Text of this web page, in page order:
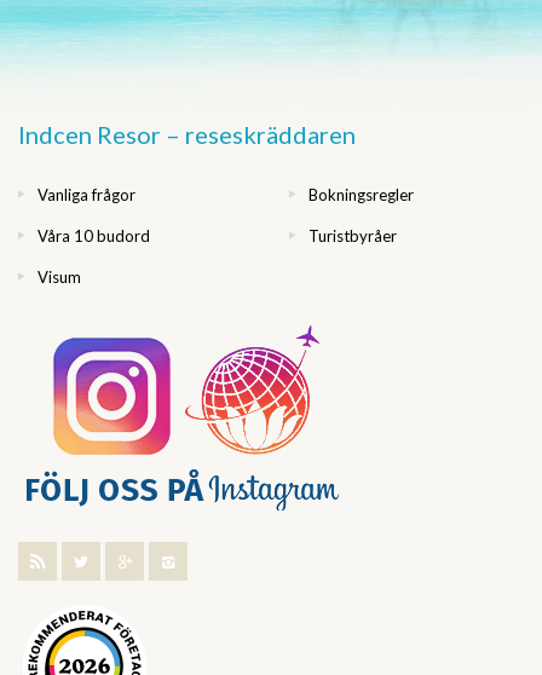
Indcen Resor – reseskräddaren
Vanliga frågor Bokningsregler
Våra 10 budord Turistbyråer
Visum